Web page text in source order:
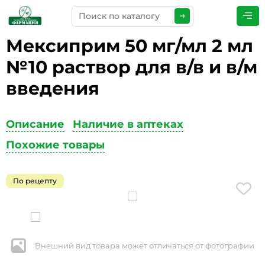
Мексиприм 50 мг/мл 2 мл
№10 раствор для в/в и в/м
введения
Описание
Наличие в аптеках
Похожие товары
По рецепту
Внешний вид товара может отличаться от фотографии
ПРЕДСТАВЬТЕСЬ